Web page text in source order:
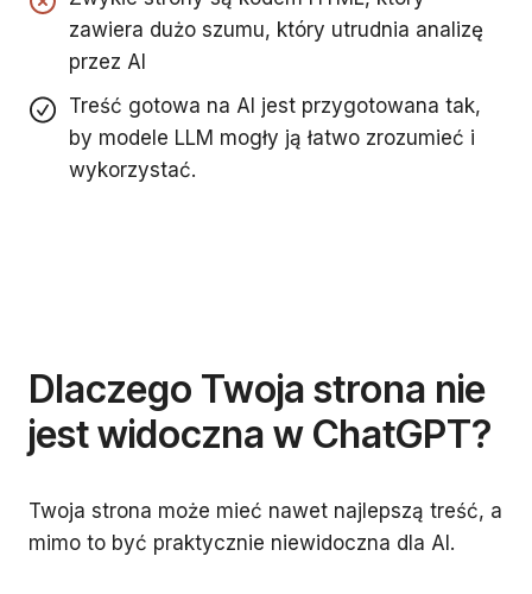
zawiera dużo szumu, który utrudnia analizę
przez AI
Treść gotowa na AI jest przygotowana tak,
by modele LLM mogły ją łatwo zrozumieć i
wykorzystać.
Dlaczego Twoja strona nie
jest widoczna w ChatGPT?
Twoja strona może mieć nawet najlepszą treść, a
mimo to być praktycznie niewidoczna dla AI.